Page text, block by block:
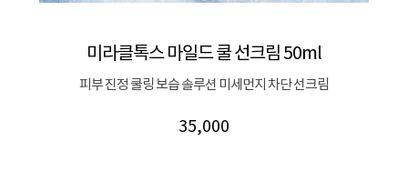
미라클톡스 마일드 쿨 선크림 50ml
피부 진정 쿨링 보습 솔루션 미세먼지 차단 선크림
35,000